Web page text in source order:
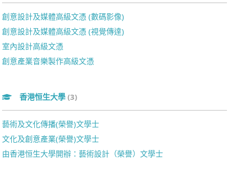
創意設計及媒體高級文憑 (數碼影像)
創意設計及媒體高級文憑 (視覺傳達)
室內設計高級文憑
創意產業音樂製作高級文憑
香港恒生大學 (3)
藝術及文化傳播(榮譽)文學士
文化及創意產業(榮譽)文學士
由香港恒生大學開辦：藝術設計（榮譽）文學士